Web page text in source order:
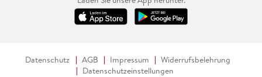
Datenschutz AGB Impressum
Widerrufsbelehrung
Datenschutzeinstellungen